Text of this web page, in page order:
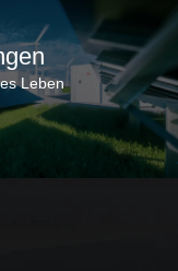
Leben